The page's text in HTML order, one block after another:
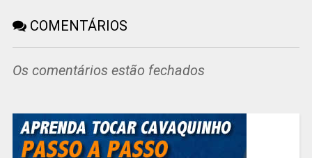
COMENTÁRIOS
Os comentários estão fechados